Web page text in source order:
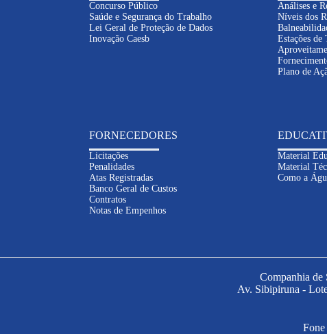
Concurso Público
Saúde e Segurança do Trabalho
Lei Geral de Proteção de Dados
Inovação Caesb
Análises e
Níveis dos
Estações de
Plano de
FORNECEDORES
Licitações
Penalidades
Atas Registradas
Banco Geral de Custos
Contratos
Notas de Empenhos
Material
Material
Como a
Companhia de
Av. Sibipiruna -